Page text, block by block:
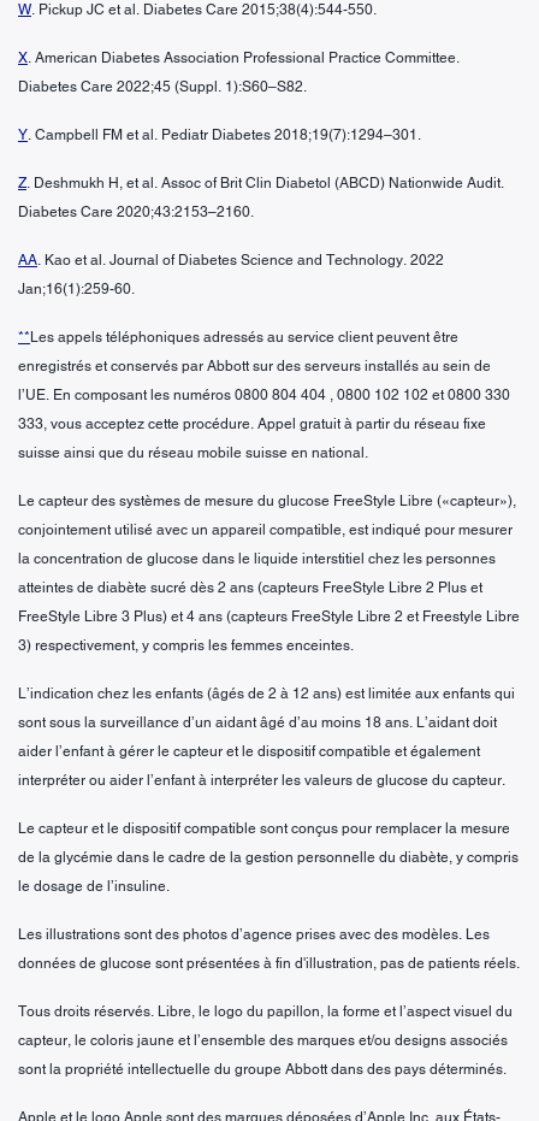
W. Pickup JC et al. Diabetes Care 2015;38(4):544-550.
X. American Diabetes Association Professional Practice Committee.
Diabetes Care 2022;45 (Suppl. 1):S60–S82.
Y. Campbell FM et al. Pediatr Diabetes 2018;19(7):1294–301.
Z. Deshmukh H, et al. Assoc of Brit Clin Diabetol (ABCD) Nationwide Audit.
Diabetes Care 2020;43:2153–2160.
AA. Kao et al. Journal of Diabetes Science and Technology. 2022
Jan;16(1):259-60.
** Les appels téléphoniques adressés au service client peuvent être
enregistrés et conservés par Abbott sur des serveurs installés au sein de
l’UE. En composant les numéros 0800 804 404 , 0800 102 102 et 0800 330
333, vous acceptez cette procédure. Appel gratuit à partir du réseau fixe
suisse ainsi que du réseau mobile suisse en national.
Le capteur des systèmes de mesure du glucose FreeStyle Libre («capteur»),
conjointement utilisé avec un appareil compatible, est indiqué pour mesurer
la concentration de glucose dans le liquide interstitiel chez les personnes
atteintes de diabète sucré dès 2 ans (capteurs FreeStyle Libre 2 Plus et
FreeStyle Libre 3 Plus) et 4 ans (capteurs FreeStyle Libre 2 et Freestyle Libre
3) respectivement, y compris les femmes enceintes.
L’indication chez les enfants (âgés de 2 à 12 ans) est limitée aux enfants qui
sont sous la surveillance d’un aidant âgé d’au moins 18 ans. L’aidant doit
aider l’enfant à gérer le capteur et le dispositif compatible et également
interpréter ou aider l’enfant à interpréter les valeurs de glucose du capteur.
Le capteur et le dispositif compatible sont conçus pour remplacer la mesure
de la glycémie dans le cadre de la gestion personnelle du diabète, y compris
le dosage de l’insuline.
Les illustrations sont des photos d’agence prises avec des modèles. Les
données de glucose sont présentées à fin d'illustration, pas de patients réels.
Tous droits réservés. Libre, le logo du papillon, la forme et l’aspect visuel du
capteur, le coloris jaune et l’ensemble des marques et/ou designs associés
sont la propriété intellectuelle du groupe Abbott dans des pays déterminés.
Apple et le logo Apple sont des marques déposées d’Apple Inc. aux États-